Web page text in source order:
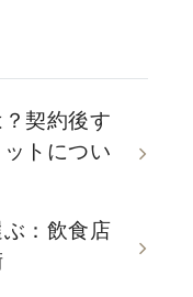
契約後す
トについ
：飲食店